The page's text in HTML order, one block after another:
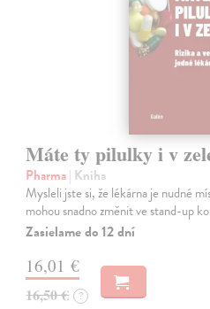
Máte ty pilulky i v
Pharma| Kniha
Mysleli jste si, že lékárna je nudné
mohou snadno změnit ve stand-up
Zasielame do 12 dní
16,01 €
16,50 € ?